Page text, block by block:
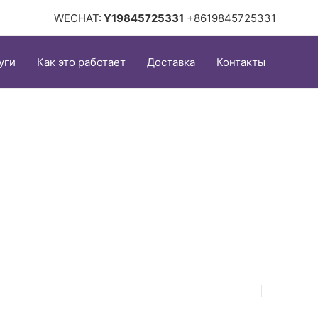
WECHAT: Y19845725331 +8619845725331
Как это работает Доставка Контакты